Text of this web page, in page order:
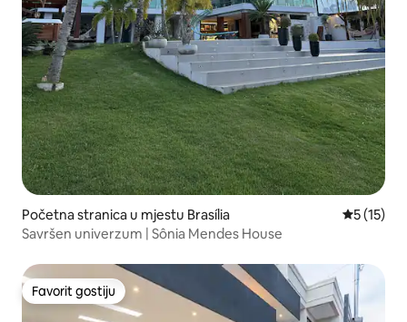
Početna stranica u mjestu Brasília prosječna
5 (15)
Savršen univerzum | Sônia Mendes House
Favorit gostiju
Favorit gostiju